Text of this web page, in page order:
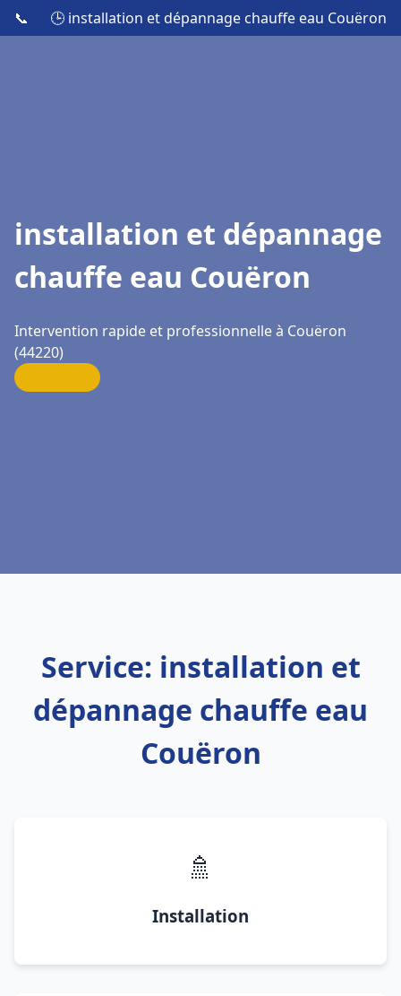
📞 🕒 installation et dépannage chauffe eau Couëron
installation et dépannage
chauffe eau Couëron
Intervention rapide et professionnelle à Couëron
(44220)
Service: installation et
dépannage chauffe eau
Couëron
🚿
Installation